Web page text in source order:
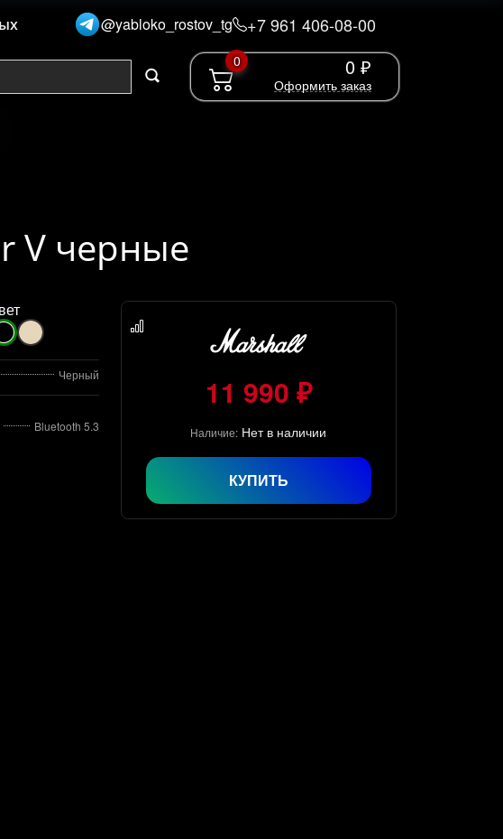
@yabloko_rostov_tg +7 961 406-08-00
0 0 ₽
Оформить заказ
V черные
Черный
Bluetooth 5.3
11 990 ₽
Наличие: Нет в наличии
КУПИТЬ